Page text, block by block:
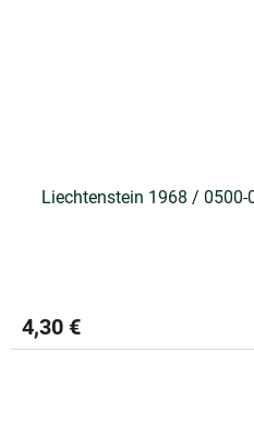
Liechtenstein 1968 /
4,30 €